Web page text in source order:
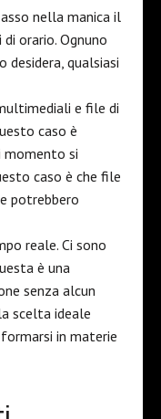
nella manica il
orario. Ognuno
desidera, qualsiasi
e file di
caso è
momento si
caso è che file
potrebbero
reale. Ci sono
è una
senza alcun
scelta ideale
in materie